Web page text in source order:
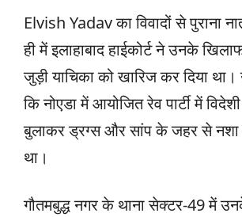
Elvish Yadav का विवादों से पुराना
ही में इलाहाबाद हाईकोर्ट ने उनके
जुड़ी याचिका को खारिज कर दिया
कि नोएडा में आयोजित रेव पार्टी में
बुलाकर ड्रग्स और सांप के जहर से नशा
था।
गौतमबुद्ध नगर के थाना सेक्टर-49 में